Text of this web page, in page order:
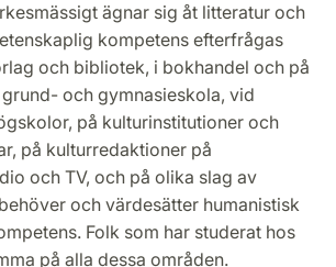
ägnar sig åt litteratur och
kompetens efterfrågas
och bibliotek, i bokhandel och på
och gymnasieskola, vid
på kulturinstitutioner och
på kulturredaktioner på
och TV, och på olika slag av
och värdesätter humanistisk
Folk som har studerat hos
på alla dessa områden.